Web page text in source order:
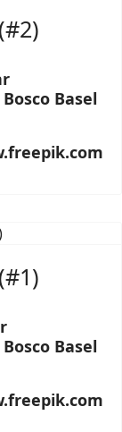
Basel
Basel